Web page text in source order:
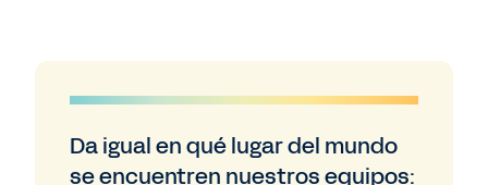
Da igual en qué lugar del mundo
se encuentren nuestros equipos: